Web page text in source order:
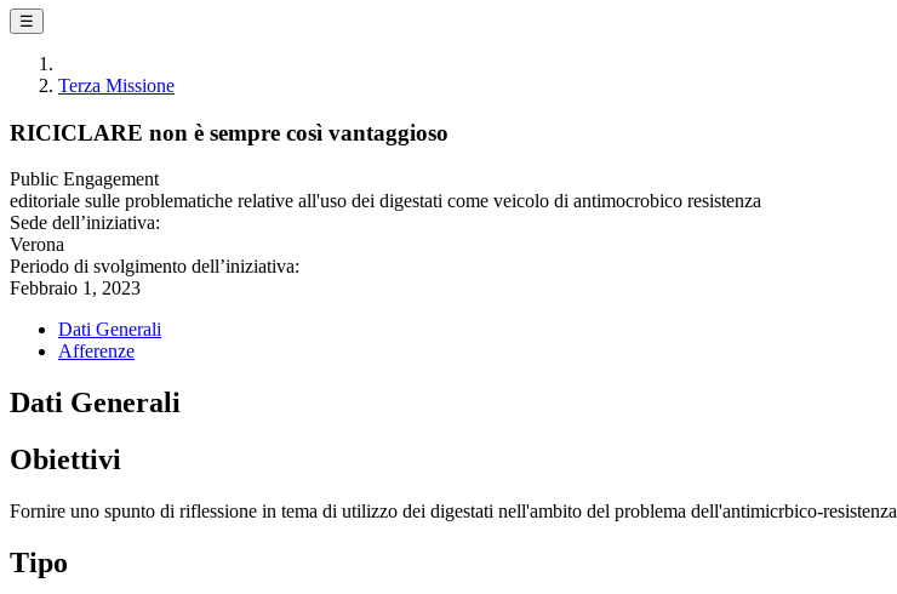
☰
Terza Missione
RICICLARE non è sempre così vantaggioso
Public Engagement
editoriale sulle problematiche relative all'uso dei digestati come veicolo di antimocrobico resistenza
Sede dell’iniziativa:
Verona
Periodo di svolgimento dell’iniziativa:
Febbraio 1, 2023
Dati Generali
Afferenze
Dati Generali
Obiettivi
Fornire uno spunto di riflessione in tema di utilizzo dei digestati nell'ambito del problema dell'antimicrbico-resistenza
Tipo